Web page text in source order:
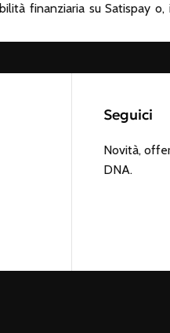
finanziaria su Satispay
Seguici
Novità,
DNA.